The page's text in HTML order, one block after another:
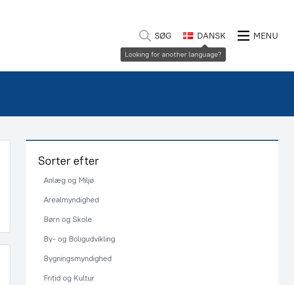
SØG DANSK MENU
Sorter efter
Anlæg og Miljø
Arealmyndighed
Børn og Skole
By- og Boligudvikling
Bygningsmyndighed
Fritid og Kultur
Looking for another language?